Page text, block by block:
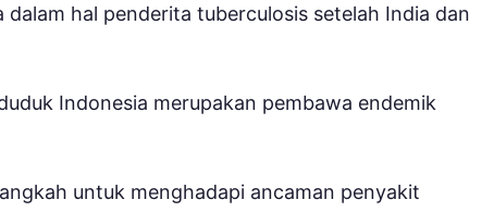
hal penderita tuberculosis setelah India dan
Indonesia merupakan pembawa endemik
untuk menghadapi ancaman penyakit